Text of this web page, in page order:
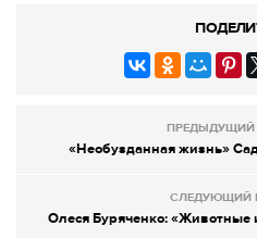
ПРЕДЫДУЩИЙ
«Необузданная жизнь»
СЛЕДУЮЩИЙ
Олеся Буряченко: